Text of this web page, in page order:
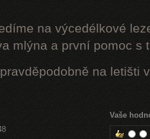
na výcedélkové
mlýna a první pomoc s
na letišti
Vaše